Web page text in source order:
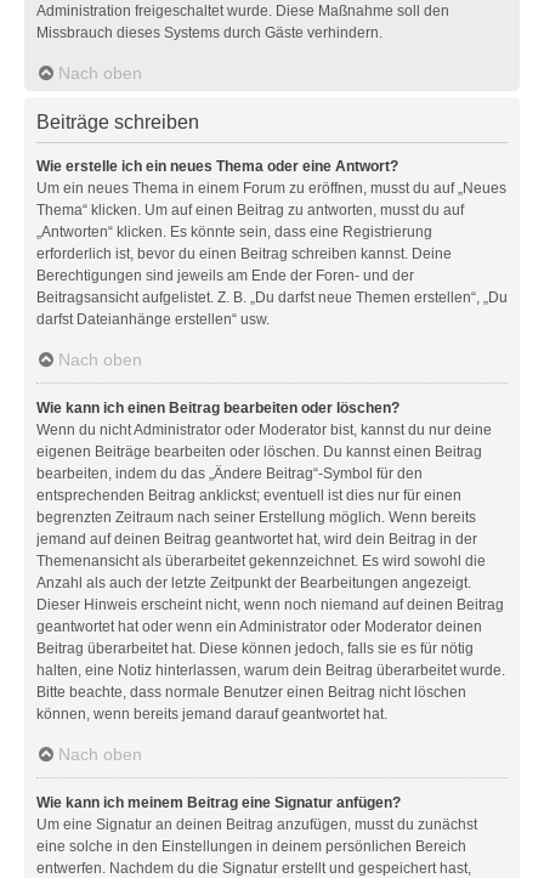
Administration freigeschaltet wurde. Diese Maßnahme soll den
Missbrauch dieses Systems durch Gäste verhindern.
Nach oben
Beiträge schreiben
Wie erstelle ich ein neues Thema oder eine Antwort?
Um ein neues Thema in einem Forum zu eröffnen, musst du auf „Neues
Thema“ klicken. Um auf einen Beitrag zu antworten, musst du auf
„Antworten“ klicken. Es könnte sein, dass eine Registrierung
erforderlich ist, bevor du einen Beitrag schreiben kannst. Deine
Berechtigungen sind jeweils am Ende der Foren- und der
Beitragsansicht aufgelistet. Z. B. „Du darfst neue Themen erstellen“, „Du
darfst Dateianhänge erstellen“ usw.
Nach oben
Wie kann ich einen Beitrag bearbeiten oder löschen?
Wenn du nicht Administrator oder Moderator bist, kannst du nur deine
eigenen Beiträge bearbeiten oder löschen. Du kannst einen Beitrag
bearbeiten, indem du das „Ändere Beitrag“-Symbol für den
entsprechenden Beitrag anklickst; eventuell ist dies nur für einen
begrenzten Zeitraum nach seiner Erstellung möglich. Wenn bereits
jemand auf deinen Beitrag geantwortet hat, wird dein Beitrag in der
Themenansicht als überarbeitet gekennzeichnet. Es wird sowohl die
Anzahl als auch der letzte Zeitpunkt der Bearbeitungen angezeigt.
Dieser Hinweis erscheint nicht, wenn noch niemand auf deinen Beitrag
geantwortet hat oder wenn ein Administrator oder Moderator deinen
Beitrag überarbeitet hat. Diese können jedoch, falls sie es für nötig
halten, eine Notiz hinterlassen, warum dein Beitrag überarbeitet wurde.
Bitte beachte, dass normale Benutzer einen Beitrag nicht löschen
können, wenn bereits jemand darauf geantwortet hat.
Nach oben
Wie kann ich meinem Beitrag eine Signatur anfügen?
Um eine Signatur an deinen Beitrag anzufügen, musst du zunächst
eine solche in den Einstellungen in deinem persönlichen Bereich
entwerfen. Nachdem du die Signatur erstellt und gespeichert hast,